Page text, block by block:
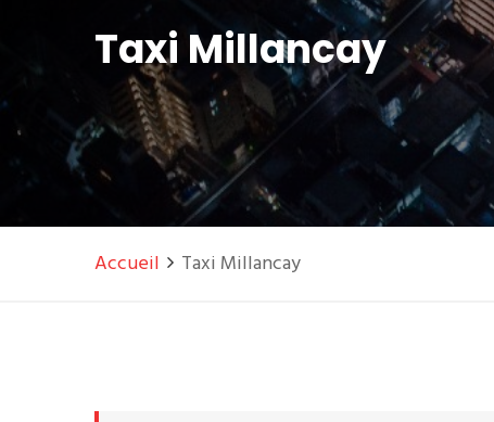
Taxi Millancay
Accueil Taxi Millancay